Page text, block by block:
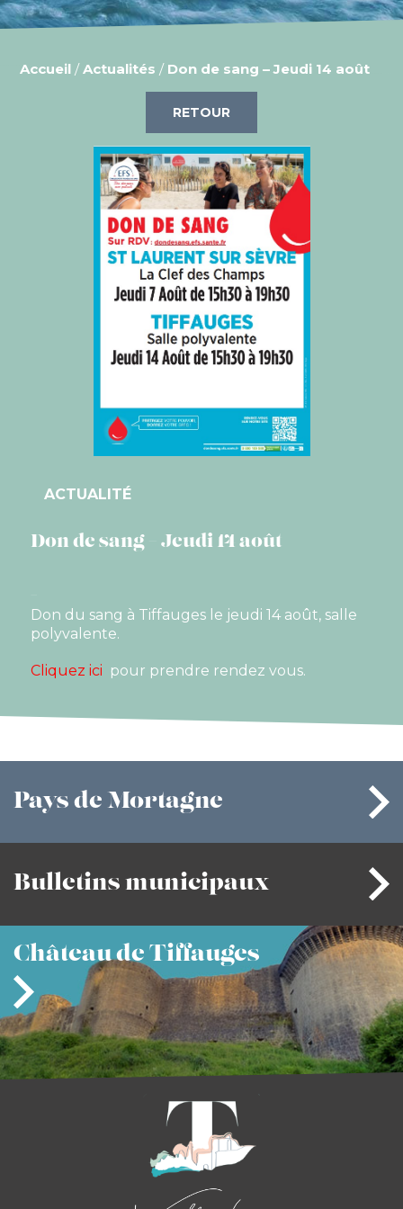
Accueil /Actualités / Don de sang – Jeudi 14 août
RETOUR
ACTUALITÉ
Don de sang – Jeudi 14 août
Don du sang à Tiffauges le jeudi 14 août, salle
polyvalente.
Cliquez ici pour prendre rendez vous.
Pays de Mortagne
Bulletins municipaux
Châteaude Tiffauges